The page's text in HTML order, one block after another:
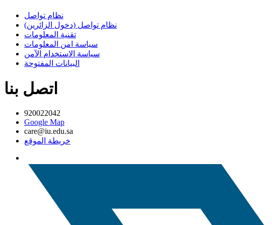
نظام تواصل
نظام تواصل (دخول الزائرين)
تقنية المعلومات
سياسة امن المعلومات
سياسة الاستخدام الآمن
البيانات المفتوحة
اتصل بنا
920022042
Google Map
care@iu.edu.sa
خريطة الموقع